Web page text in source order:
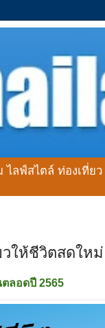
ไลฟ์สไตล์ ท่องเที่ย
ห้ชีวิตสดใหม่
ลอดปี 2565